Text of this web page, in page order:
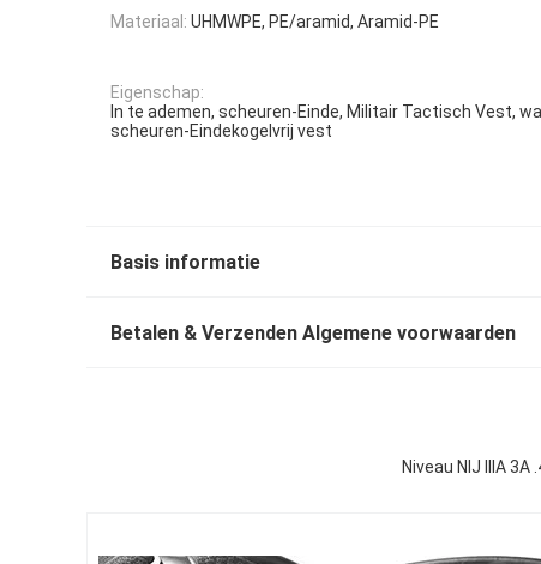
Materiaal: UHMWPE, PE/aramid, Aramid-PE
Eigenschap:
In te ademen, scheuren-Einde, Militair Tactisch Vest,
scheuren-Eindekogelvrij vest
Basis informatie
Betalen & Verzenden Algemene voorwaarden
Niveau NIJ IIIA